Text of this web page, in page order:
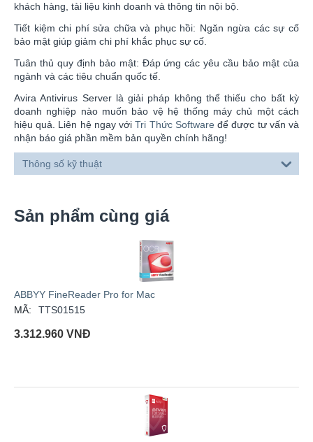
khách hàng, tài liệu kinh doanh và thông tin nội bộ.
Tiết kiệm chi phí sửa chữa và phục hồi: Ngăn ngừa các sự cố
bảo mật giúp giảm chi phí khắc phục sự cố.
Tuân thủ quy định bảo mật: Đáp ứng các yêu cầu bảo mật của
ngành và các tiêu chuẩn quốc tế.
Avira Antivirus Server là giải pháp không thể thiếu cho bất kỳ
doanh nghiệp nào muốn bảo vệ hệ thống máy chủ một cách
hiệu quả. Liên hệ ngay vớiTri Thức Software để được tư vấn và
nhận báo giá phần mềm bản quyền chính hãng!
Thông số kỹ thuật
Sản phẩm cùng giá
ABBYY FineReader Pro for Mac
MÃ:
TTS01515
3.312.960 VNĐ